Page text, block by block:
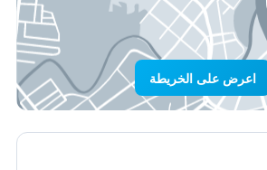
اعرض على الخريطة